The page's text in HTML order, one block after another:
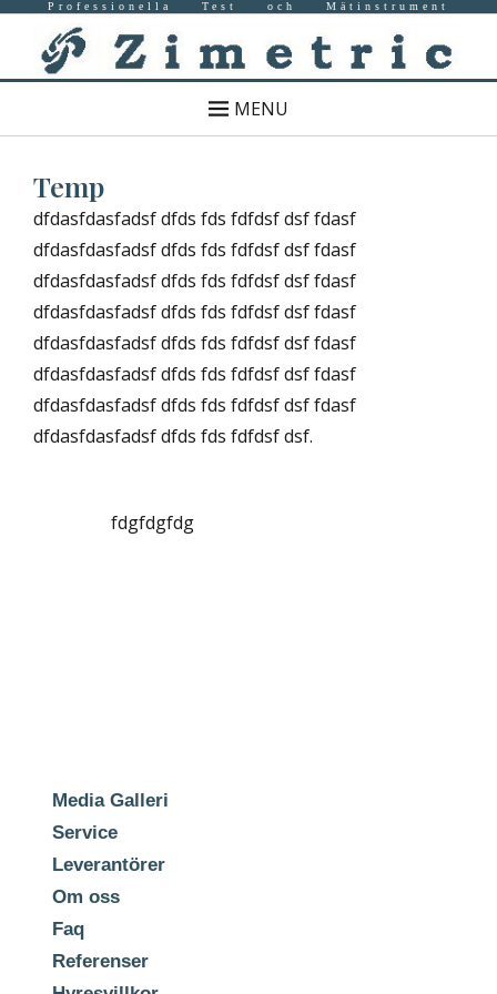
Professionella Test och Mätinstrument
MENU
Temp
dfdasfdasfadsf dfds fds fdfdsf dsf fdasf
dfdasfdasfadsf dfds fds fdfdsf dsf fdasf
dfdasfdasfadsf dfds fds fdfdsf dsf fdasf
dfdasfdasfadsf dfds fds fdfdsf dsf fdasf
dfdasfdasfadsf dfds fds fdfdsf dsf fdasf
dfdasfdasfadsf dfds fds fdfdsf dsf fdasf
dfdasfdasfadsf dfds fds fdfdsf dsf fdasf
dfdasfdasfadsf dfds fds fdfdsf dsf.
fdgfdgfdg
Media Galleri
Service
Leverantörer
Om oss
Faq
Referenser